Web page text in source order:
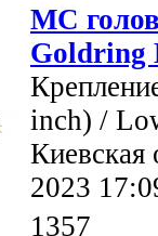
MC
Goldring
inch) /
Киевская
2023
1357